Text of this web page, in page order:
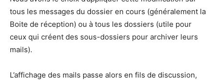
tous les messages du dossier en cours (généralement la
Boite de réception) ou à tous les dossiers (utile pour
ceux qui créent des sous-dossiers pour archiver leurs
mails).
L’affichage des mails passe alors en fils de discussion,